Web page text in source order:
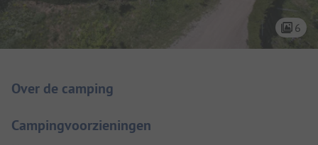
6
Over de camping
Campingvoorzieningen